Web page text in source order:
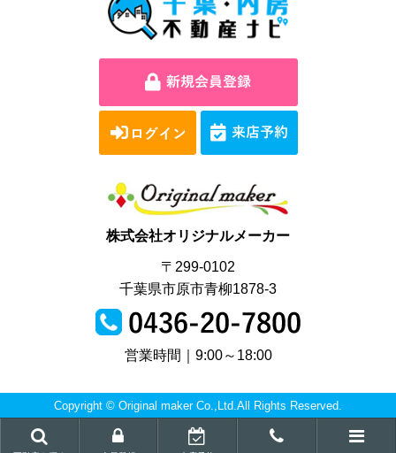
株式会社オリジナルメーカー
〒299-0102
千葉県市原市青柳1878-3
営業時間｜9:00～18:00
Copyright © Original maker Co.,Ltd.All Rights Reserved.